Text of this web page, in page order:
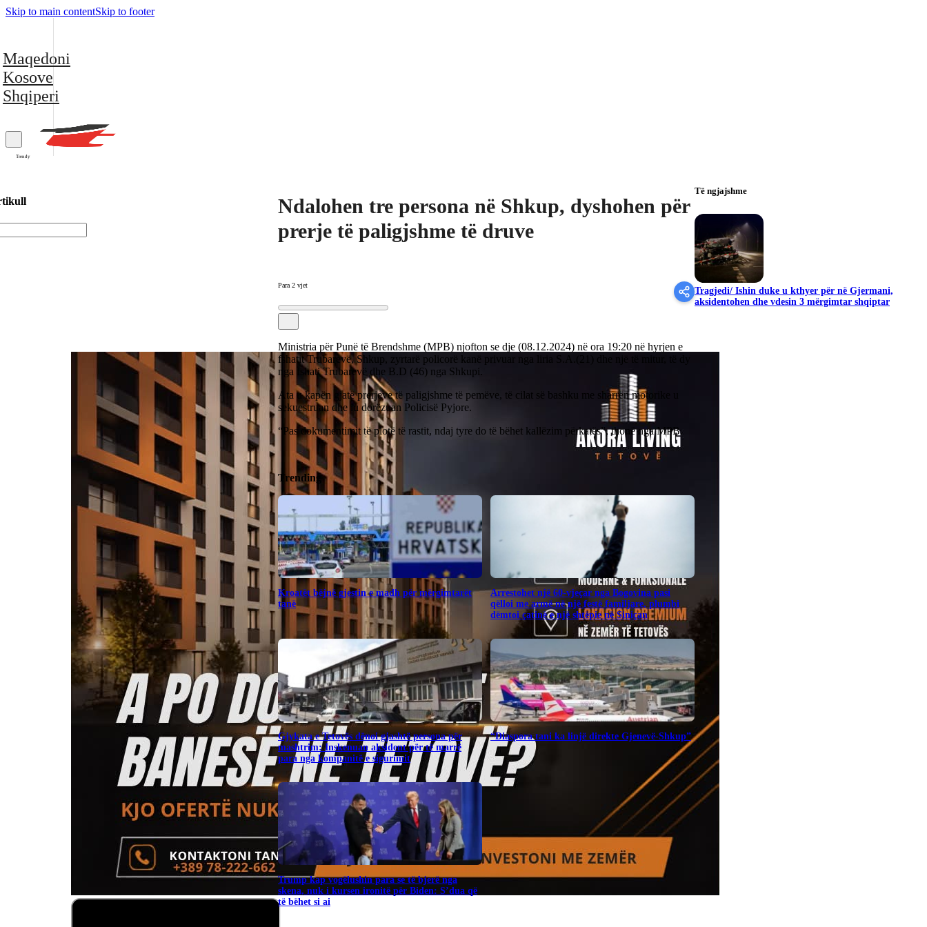
Skip to main contentSkip to footer
Maqedoni
Kosove
Shqiperi
Trendy
Ndalohen tre persona në Shkup, dyshohen për
prerje të paligjshme të druve
Para 2 vjet
Ministria për Punë të Brendshme (MPB) njofton se dje (08.12.2024) në ora 19:20 në hyrjen e
fshatit Trubarevë, Shkup, zyrtarë policorë kanë privuar nga liria S.A.(21) dhe një të mitur, të dy
nga fshati Trubarevë dhe B.D (46) nga Shkupi.
Ata u kapën gjatë prerjeve të paligjshme të pemëve, të cilat së bashku me sharrën motorike u
sekuestruan dhe iu dorëzuan Policisë Pyjore.
“Pas dokumentimit të plotë të rastit, ndaj tyre do të bëhet kallëzim përkatës”, thonë nga MPB.
Trending
Kroatët bëjnë gjestin e madh për mërgimtarët
tanë
Arrestohet një 60-vjeçar nga Bogovina pasi
qëlloi me armë në një festë familjare, plumbi
dëmtoi çatinë e një shtëpie në Siniçan
Gjykata e Tetovës dënoi gjashtë persona për
mashtrim: Inskenuan aksident për të marrë
para nga kompanitë e sigurimit
“Diaspora tani ka linjë direkte Gjenevë-Shkup”
Trump kap vogëlushin para se të bjerë nga
skena, nuk i kursen ironitë për Biden: S’dua që
të bëhet si ai
Të ngjajshme
Tragjedi/ Ishin duke u kthyer për në Gjermani,
aksidentohen dhe vdesin 3 mërgimtar shqiptar